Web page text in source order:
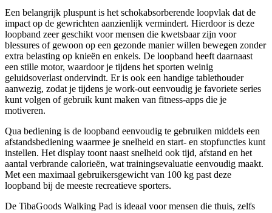
Een belangrijk pluspunt is het schokabsorberende loopvlak dat de
impact op de gewrichten aanzienlijk vermindert. Hierdoor is deze
loopband zeer geschikt voor mensen die kwetsbaar zijn voor
blessures of gewoon op een gezonde manier willen bewegen zonder
extra belasting op knieën en enkels. De loopband heeft daarnaast
een stille motor, waardoor je tijdens het sporten weinig
geluidsoverlast ondervindt. Er is ook een handige tablethouder
aanwezig, zodat je tijdens je work-out eenvoudig je favoriete series
kunt volgen of gebruik kunt maken van fitness-apps die je
motiveren.
Qua bediening is de loopband eenvoudig te gebruiken middels een
afstandsbediening waarmee je snelheid en start- en stopfuncties kunt
instellen. Het display toont naast snelheid ook tijd, afstand en het
aantal verbrande calorieën, wat trainingsevaluatie eenvoudig maakt.
Met een maximaal gebruikersgewicht van 100 kg past deze
loopband bij de meeste recreatieve sporters.
De TibaGoods Walking Pad is ideaal voor mensen die thuis, zelfs